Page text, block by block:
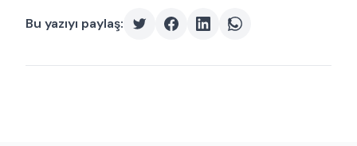
Bu yazıyı paylaş: